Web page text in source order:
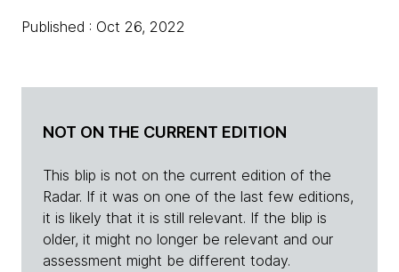
Published : Oct 26, 2022
NOT ON THE CURRENT EDITION
This blip is not on the current edition of the
Radar. If it was on one of the last few editions,
it is likely that it is still relevant. If the blip is
older, it might no longer be relevant and our
assessment might be different today.